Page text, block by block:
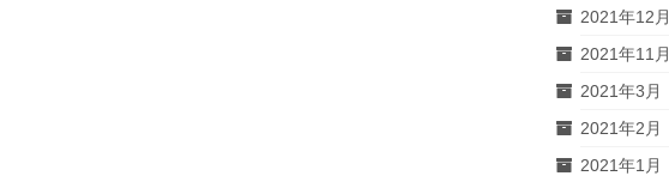
2021年12月
2021年11月
2021年3月
2021年2月
2021年1月